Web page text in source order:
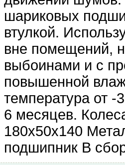
шариковых
втулкой.
вне помещений,
выбоинами и с
повышенной
температура от -
6 месяцев.
180х50х140
подшипник В